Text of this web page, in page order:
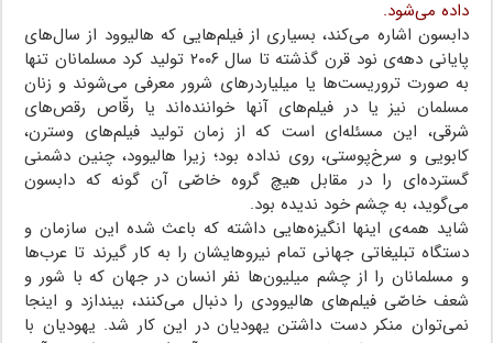
داده می‌شود.
دابسون اشاره می‌کند، بسیاری از فیلم‌هایی که هالیوود از سال‌های
پایانی دهه‌ی نود قرن گذشته تا سال ۲۰۰۶ تولید کرد مسلمانان تنها
به صورت تروریست‌ها یا میلیاردرهای شرور معرفی می‌شوند و زنان
مسلمان نیز یا در فیلم‌های آنها خواننده‌اند یا رقّاص رقص‌های
شرقی، این مسئله‌ای است که از زمان تولید فیلم‌های وسترن،
کابویی و سرخ‌پوستی، روی نداده بود؛ زیرا هالیوود، چنین دشمنی
گسترده‌ای را در مقابل هیچ گروه خاصّی آن گونه که دابسون
می‌گوید، به چشم خود ندیده بود.
شاید همه‌ی اینها انگیزه‌هایی داشته که باعث شده این سازمان و
دستگاه تبلیغاتی جهانی تمام نیروهایشان را به کار گیرند تا عرب‌ها
و مسلمانان را از چشم میلیون‌ها نفر انسان در جهان که با شور و
شعف خاصّی فیلم‌های هالیوودی را دنبال می‌کنند، بیندازد و اینجا
نمی‌توان منکر دست داشتن یهودیان در این کار شد. یهودیان با